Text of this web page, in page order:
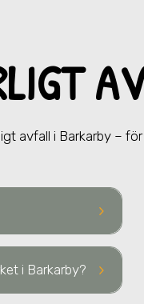
avfall i Barkarby –
keyboard_arrow_right
keyboard_arrow_right
i Barkarby?